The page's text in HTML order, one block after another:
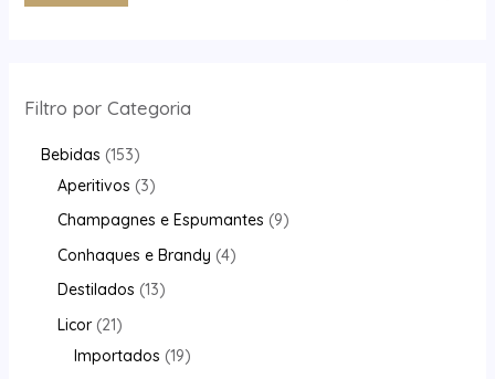
Filtro por Categoria
Bebidas 153
Aperitivos 3
Champagnes e Espumantes 9
Conhaques e Brandy 4
Destilados 13
Licor 21
Importados 19